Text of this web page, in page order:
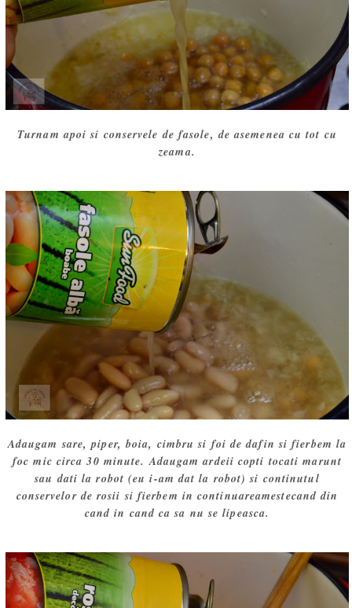
Turnam apoi si conservele de fasole, de asemenea cu tot cu
zeama.
Adaugam sare, piper, boia, cimbru si foi de dafin si fierbem la
foc mic circa 30 minute. Adaugam ardeii copti tocati marunt
sau dati la robot (eu i-am dat la robot) si continutul
conservelor de rosii si fierbem in continuareamestecand din
cand in cand ca sa nu se lipeasca.